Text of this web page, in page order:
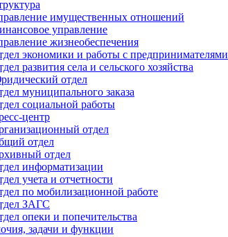
имущественных отношений
управление
жизнеобеспечения
экономики и работы с предпринимателями
развития села и сельского хозяйства
отдел
муниципального заказа
социальной работы
центр
отдел
отдел
отдел
информатизации
учета и отчетности
по мобилизационной работе
ЗАГС
опеки и попечительства
задачи и функции